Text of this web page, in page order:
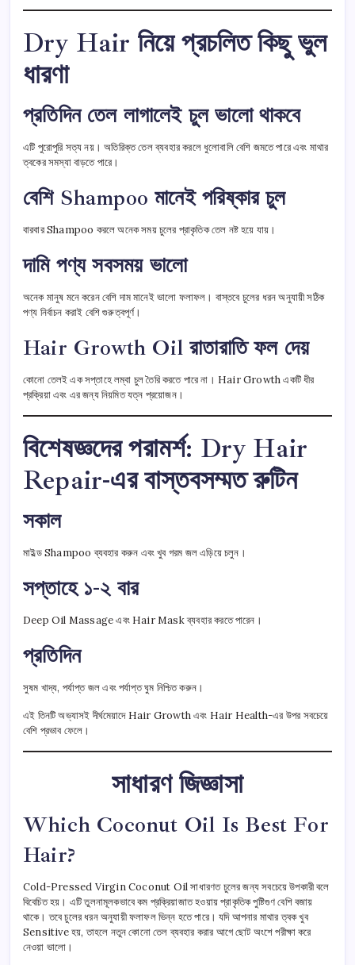
Dry Hair নিয়ে প্রচলিত কিছু ভুল
ধারণা
প্রতিদিন তেল লাগালেই চুল ভালো থাকবে
এটি পুরোপুরি সত্য নয়। অতিরিক্ত তেল ব্যবহার করলে ধুলোবালি বেশি জমতে পারে এবং মাথার
ত্বকের সমস্যা বাড়তে পারে।
বেশি Shampoo মানেই পরিষ্কার চুল
বারবার Shampoo করলে অনেক সময় চুলের প্রাকৃতিক তেল নষ্ট হয়ে যায়।
দামি পণ্য সবসময় ভালো
অনেক মানুষ মনে করেন বেশি দাম মানেই ভালো ফলাফল। বাস্তবে চুলের ধরন অনুযায়ী সঠিক
পণ্য নির্বাচন করাই বেশি গুরুত্বপূর্ণ।
Hair Growth Oil রাতারাতি ফল দেয়
কোনো তেলই এক সপ্তাহে লম্বা চুল তৈরি করতে পারে না। Hair Growth একটি ধীর
প্রক্রিয়া এবং এর জন্য নিয়মিত যত্ন প্রয়োজন।
বিশেষজ্ঞদের পরামর্শ: Dry Hair
Repair-এর বাস্তবসম্মত রুটিন
সকাল
মাইল্ড Shampoo ব্যবহার করুন এবং খুব গরম জল এড়িয়ে চলুন।
সপ্তাহে ১-২ বার
Deep Oil Massage এবং Hair Mask ব্যবহার করতে পারেন।
প্রতিদিন
সুষম খাদ্য, পর্যাপ্ত জল এবং পর্যাপ্ত ঘুম নিশ্চিত করুন।
এই তিনটি অভ্যাসই দীর্ঘমেয়াদে Hair Growth এবং Hair Health-এর উপর সবচেয়ে
বেশি প্রভাব ফেলে।
সাধারণ জিজ্ঞাসা
Which Coconut Oil Is Best For
Hair?
Cold-Pressed Virgin Coconut Oil সাধারণত চুলের জন্য সবচেয়ে উপকারী বলে
বিবেচিত হয়। এটি তুলনামূলকভাবে কম প্রক্রিয়াজাত হওয়ায় প্রাকৃতিক পুষ্টিগুণ বেশি বজায়
থাকে। তবে চুলের ধরন অনুযায়ী ফলাফল ভিন্ন হতে পারে। যদি আপনার মাথার ত্বক খুব
Sensitive হয়, তাহলে নতুন কোনো তেল ব্যবহার করার আগে ছোট অংশে পরীক্ষা করে
নেওয়া ভালো।